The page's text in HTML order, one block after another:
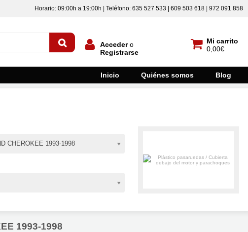
Horario: 09:00h a 19:00h | Teléfono: 635 527 533 | 609 503 618 | 972 091 858
Mi carrito
0,00€
Accedero
Registrarse
Inicio Quiénes somos Blog
CHEROKEE 1993-1998
1993-1998